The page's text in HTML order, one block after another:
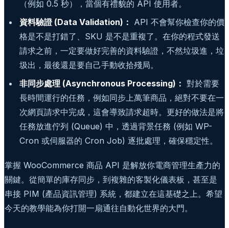
（例如 0.5 秒），當個有禮貌的 API 使用者。
資料驗證 (Data Validation)： API 不會幫你檢查你的價
格是不是打錯了、SKU 是不是重複了。在你的程式發送
請求之前，一定要做好完善的資料驗證，不然垃圾進，垃
圾出，最後還是要自己手動收拾殘局。
非同步處理 (Asynchronous Processing)： 對於需要
長時間運行的任務，例如同步上萬筆商品，絕對不要在一
次網頁請求中完成，這會導致請求超時。更好的做法是將
任務放進佇列 (Queue) 中，透過背景任務 (例如 WP-
Cron 或伺服器的 Cron Job) 逐批處理，確保穩定性。
掌握 WooCommerce 商品 API 是解放你電商管理生產力的
關鍵。從簡單的庫存同步，到複雜的客製化儀表板，甚至是
串接 PIM (產品資訊管理) 系統，都建立在這基礎之上。希望
今天的教學能為你打開一扇通往自動化世界的大門。